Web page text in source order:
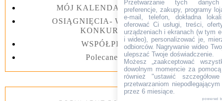
MÓJ KALENDARZ 2023 rok
OSIĄGNIĘCIA- WYGRANE W
KONKURSACH
WSPÓŁPRACA
Polecane linki
Przetwarzanie tych danych
preferencje, zakupy, programy
e-mail, telefon, dokładna
oferować Ci usługi, treści,
urządzeniach i ekranach (w tym
i wideo), personalizować je,
odbiorców. Nagrywanie wideo
ulepszać Twoje doświadczenie.
Możesz „zaakceptować
dowolnym momencie za
również "ustawić
przetwarzaniom
przez 6 miesiące.
powered